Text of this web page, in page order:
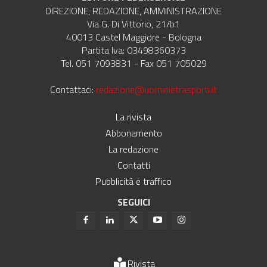
DIREZIONE, REDAZIONE, AMMINISTRAZIONE
Via G. Di Vittorio, 21/b1
40013 Castel Maggiore - Bologna
Partita Iva: 03498360373
Tel. 051 7093831 - Fax 051 705029
Contattaci: redazione@uominietrasporti.it
La rivista
Abbonamento
La redazione
Contatti
Pubblicità e traffico
SEGUICI
Rivista